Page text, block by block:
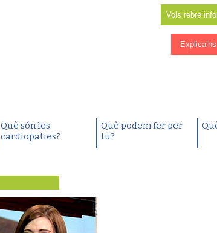
Vols rebre
Què són les
cardiopaties?
Què podem fer per
tu?